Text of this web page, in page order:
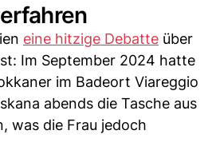
eine hitzige Debatte über
Im September 2024 hatte
im Badeort Viareggio
abends die Tasche aus
was die Frau jedoch